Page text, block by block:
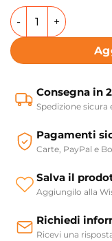
Specchio bagno
Consegna in
Spedizione sicura
Pagamenti
Carte, PayPal e
Salva il
Aggiungilo alla
Richiedi
Ricevi una